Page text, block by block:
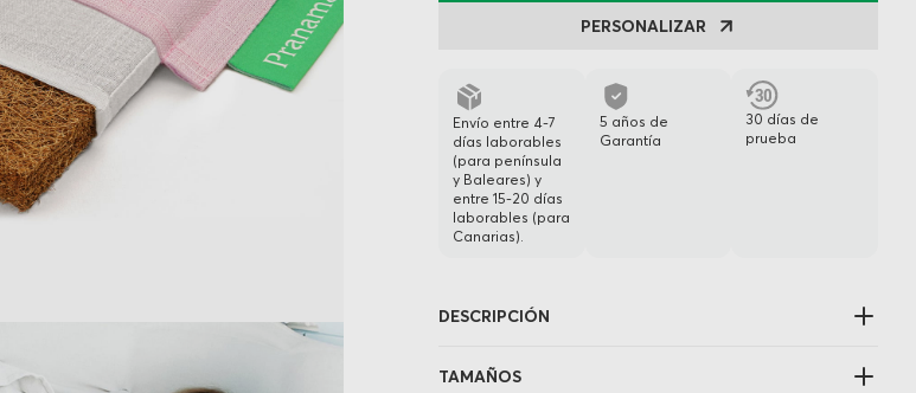
PERSONALIZAR
Envío entre 4-7
días laborables
(para península
y Baleares) y
entre 15-20 días
laborables (para
Canarias).
5 años de
Garantía
30 días de
prueba
DESCRIPCIÓN
TAMAÑOS